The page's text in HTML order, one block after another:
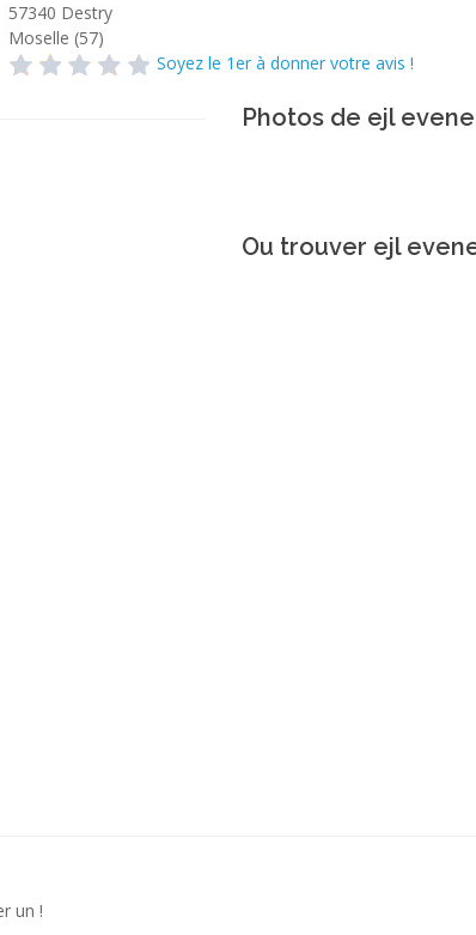
57340 Destry
Moselle (57)
Soyez le 1er à donner votre avis !
Photos de ejl
Ou trouver ejl
un !